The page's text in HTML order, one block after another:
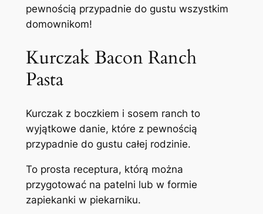
pewnością przypadnie do gustu wszystkim
domownikom!
Kurczak Bacon Ranch
Pasta
Kurczak z boczkiem i sosem ranch to
wyjątkowe danie, które z pewnością
przypadnie do gustu całej rodzinie.
To prosta receptura, którą można
przygotować na patelni lub w formie
zapiekanki w piekarniku.